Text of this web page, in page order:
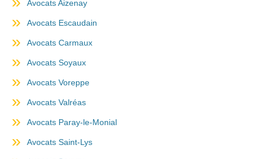
Avocats Aizenay
Avocats Escaudain
Avocats Carmaux
Avocats Soyaux
Avocats Voreppe
Avocats Valréas
Avocats Paray-le-Monial
Avocats Saint-Lys